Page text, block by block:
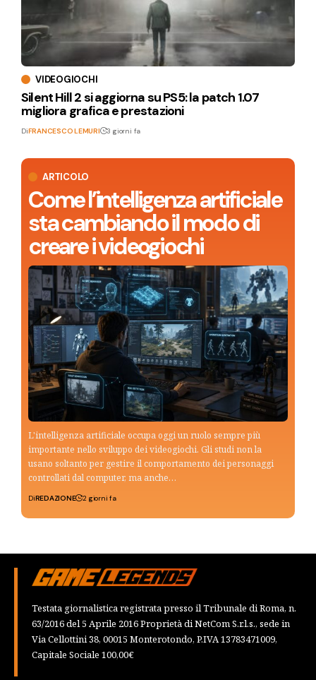
ARTICOLO
Come l’intelligenza artificiale
sta cambiando il modo di
creare i videogiochi
L'intelligenza artificiale occupa oggi un ruolo sempre più
importante nello sviluppo dei videogiochi. Gli studi non la
usano soltanto per gestire il comportamento dei personaggi
controllati dal computer, ma anche…
DiREDAZIONE 2 giorni fa
VIDEOGIOCHI
Silent Hill 2 si aggiorna su PS5: la patch 1.07
migliora grafica e prestazioni
DiFRANCESCO LEMURI 3 giorni fa
Testata giornalistica registrata presso il Tribunale di Roma, n.
63/2016 del 5 Aprile 2016 Proprietà di NetCom S.r.l.s., sede in
Via Cellottini 38, 00015 Monterotondo, P.IVA 13783471009,
Capitale Sociale 100,00€